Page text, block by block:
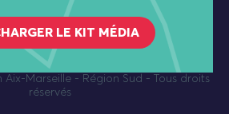
LE KIT MÉDIA
Aix-Marseille - Région Sud - Tous droits
réservés